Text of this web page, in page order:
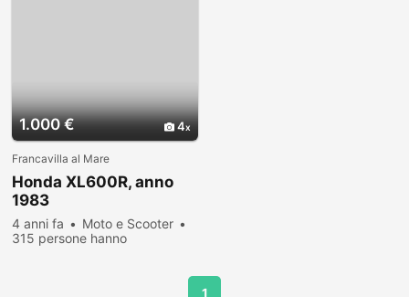
1.000 € 4
Francavilla al Mare
Honda XL600R, anno
1983
4 anni fa
Moto e Scooter
315 persone hanno
1